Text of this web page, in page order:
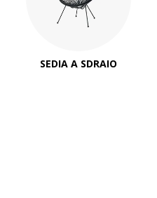
SEDIA A SDRAIO